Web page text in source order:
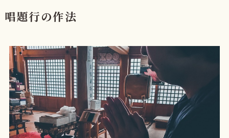
唱題行の作法